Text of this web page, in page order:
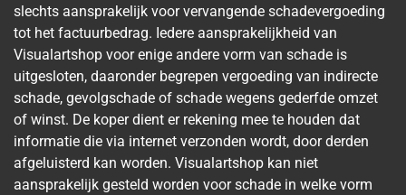
slechts aansprakelijk voor vervangende schadevergoeding
tot het factuurbedrag. Iedere aansprakelijkheid van
Visualartshop voor enige andere vorm van schade is
uitgesloten, daaronder begrepen vergoeding van indirecte
schade, gevolgschade of schade wegens gederfde omzet
of winst. De koper dient er rekening mee te houden dat
informatie die via internet verzonden wordt, door derden
afgeluisterd kan worden. Visualartshop kan niet
aansprakelijk gesteld worden voor schade in welke vorm